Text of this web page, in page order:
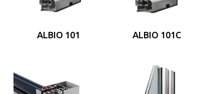
ALBIO 101 ALBIO 101C